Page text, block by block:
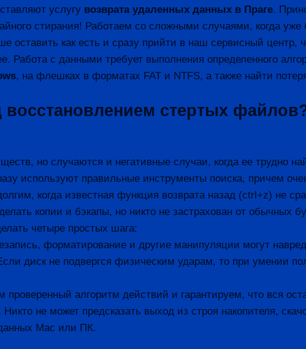
услугу возврата удаленных данных в Праге.
стирания! Работаем со сложными случаями, когда
оставить как есть и сразу прийти в наш сервисный
Работа с данными требует выполнения определенного
, на флешках в форматах FAT и NTFS, а также найти
восстановлением стертых
но случаются и негативные случаи, когда ее трудно
используют правильные инструменты поиска, причем
когда известная функция возврата назад (ctrl+z) не
копии и бэкапы, но никто не застрахован от обычных
четыре простых шага:
форматирование и другие манипуляции могут
диск не подвергся физическим ударам, то при умении
алгоритм действий и гарантируем, что вся
Никто не может предсказать выход из строя накопителя,
Mac или ПК.